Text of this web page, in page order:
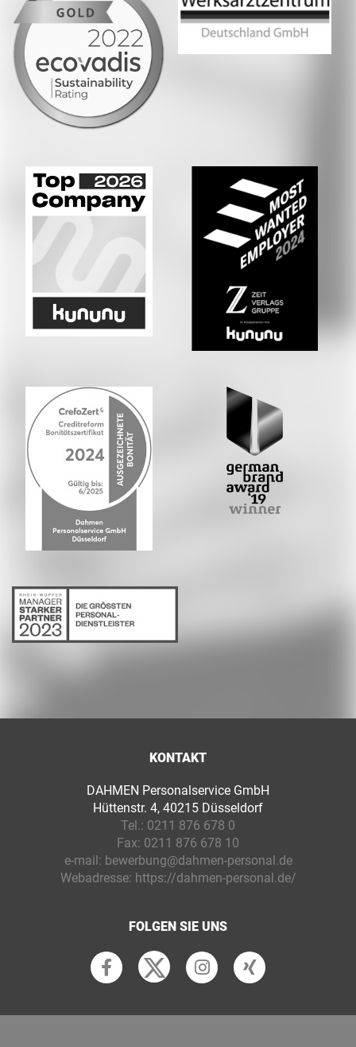
KONTAKT
DAHMEN Personalservice GmbH
Hüttenstr. 4, 40215 Düsseldorf
Tel.: 0211 876 678 0
Fax: 0211 876 678 10
e-mail: bewerbung@dahmen-personal.de
Webadresse: https://dahmen-personal.de/
FOLGEN SIE UNS